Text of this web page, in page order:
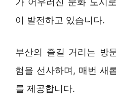
이 발전하고 있습니다.
부산의 즐길 거리는 방
험을 선사하며, 매번 새
를 제공합니다.